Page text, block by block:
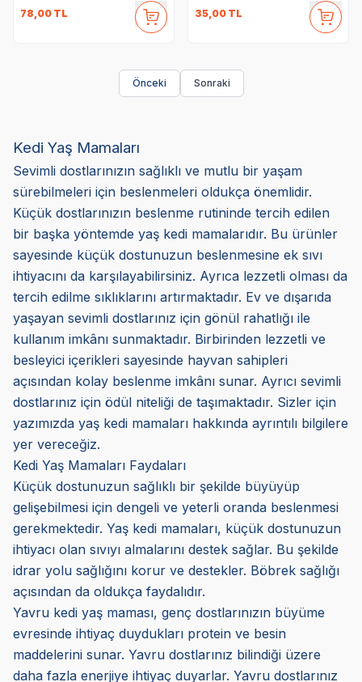
78,00 TL 35,00 TL
Önceki Sonraki
Kedi Yaş Mamaları
Sevimli dostlarınızın sağlıklı ve mutlu bir yaşam
sürebilmeleri için beslenmeleri oldukça önemlidir.
Küçük dostlarınızın beslenme rutininde tercih edilen
bir başka yöntemde yaş kedi mamalarıdır. Bu ürünler
sayesinde küçük dostunuzun beslenmesine ek sıvı
ihtiyacını da karşılayabilirsiniz. Ayrıca lezzetli olması da
tercih edilme sıklıklarını artırmaktadır. Ev ve dışarıda
yaşayan sevimli dostlarınız için gönül rahatlığı ile
kullanım imkânı sunmaktadır. Birbirinden lezzetli ve
besleyici içerikleri sayesinde hayvan sahipleri
açısından kolay beslenme imkânı sunar. Ayrıcı sevimli
dostlarınız için ödül niteliği de taşımaktadır. Sizler için
yazımızda yaş kedi mamaları hakkında ayrıntılı bilgilere
yer vereceğiz.
Kedi Yaş Mamaları Faydaları
Küçük dostunuzun sağlıklı bir şekilde büyüyüp
gelişebilmesi için dengeli ve yeterli oranda beslenmesi
gerekmektedir. Yaş kedi mamaları, küçük dostunuzun
ihtiyacı olan sıvıyı almalarını destek sağlar. Bu şekilde
idrar yolu sağlığını korur ve destekler. Böbrek sağlığı
açısından da oldukça faydalıdır.
Yavru kedi yaş maması, genç dostlarınızın büyüme
evresinde ihtiyaç duydukları protein ve besin
maddelerini sunar. Yavru dostlarınız bilindiği üzere
daha fazla enerjiye ihtiyaç duyarlar. Yavru dostlarınız